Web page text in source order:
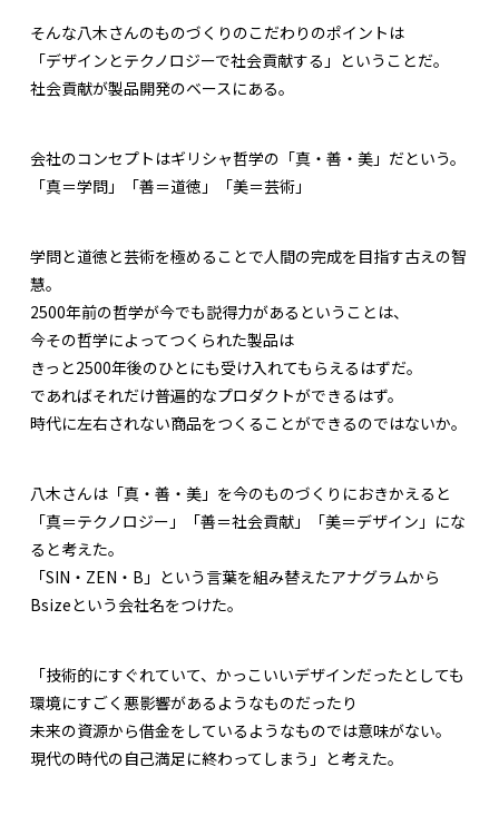
そんな八木さんのものづくりのこだわりのポイントは
「デザインとテクノロジーで社会貢献する」ということだ。
社会貢献が製品開発のベースにある。
会社のコンセプトはギリシャ哲学の「真・善・美」だという。
「真＝学問」「善＝道徳」「美＝芸術」
学問と道徳と芸術を極めることで人間の完成を目指す古えの智
慧。
2500年前の哲学が今でも説得力があるということは、
今その哲学によってつくられた製品は
きっと2500年後のひとにも受け入れてもらえるはずだ。
であればそれだけ普遍的なプロダクトができるはず。
時代に左右されない商品をつくることができるのではないか。
八木さんは「真・善・美」を今のものづくりにおきかえると
「真＝テクノロジー」「善＝社会貢献」「美＝デザイン」にな
ると考えた。
「SIN・ZEN・B」という言葉を組み替えたアナグラムから
Bsizeという会社名をつけた。
「技術的にすぐれていて、かっこいいデザインだったとしても
環境にすごく悪影響があるようなものだったり
未来の資源から借金をしているようなものでは意味がない。
現代の時代の自己満足に終わってしまう」と考えた。